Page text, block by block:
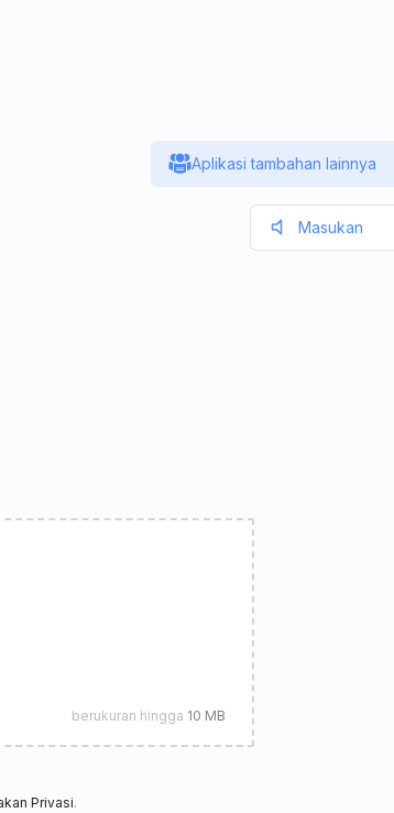
berukuran hingga 10 MB
Privasi.
Aplikasi tambahan lainnya
Masukan